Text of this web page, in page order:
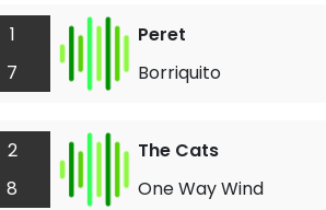
1
7
Peret
Borriquito
2
8
The Cats
One Way Wind